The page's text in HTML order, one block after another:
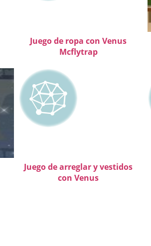
Juego de ropa con Venus
Mcflytrap
Juego de arreglar y vestidos
con Venus